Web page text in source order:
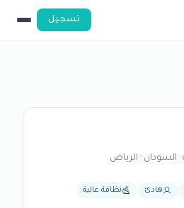
تسجيل
هادئ نظافة عالية